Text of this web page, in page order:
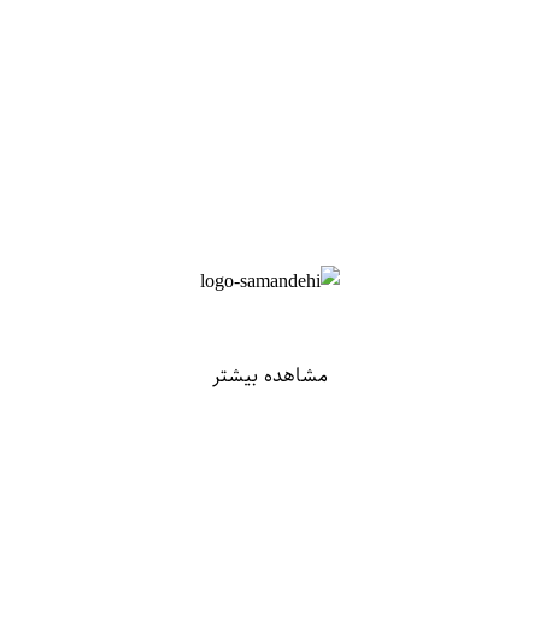
مشاهده بیشتر